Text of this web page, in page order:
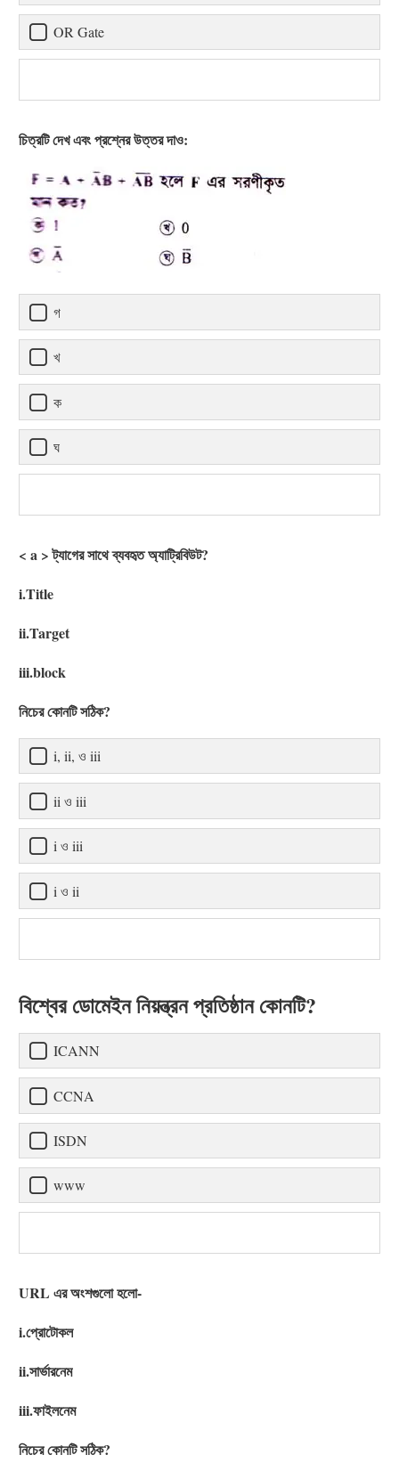
OR Gate
চিত্রটি দেখ এবং প্রশ্নের উত্তর দাও:
গ
খ
ক
ঘ
< a > ট্যাগের সাথে ব্যবহৃত অ্যাট্রিবিউট?
i.Title
ii.Target
iii.block
নিচের কোনটি সঠিক?
i, ii, ও iii
ii ও iii
i ও iii
i ও ii
বিশ্বের ডোমেইন নিয়ন্ত্রন প্রতিষ্ঠান কোনটি?
ICANN
CCNA
ISDN
www
URL এর অংশগুলো হলো-
i.প্রোটোকল
ii.সার্ভারনেম
iii.ফাইলনেম
নিচের কোনটি সঠিক?